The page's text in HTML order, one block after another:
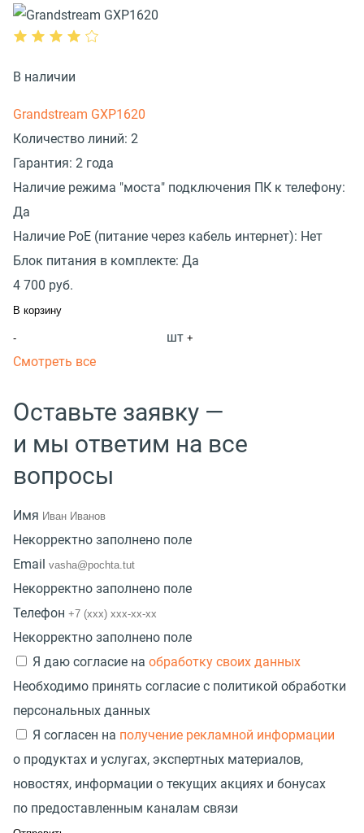
В наличии
Grandstream GXP1620
Количество линий: 2
Гарантия: 2 года
Наличие режима "моста" подключения ПК к телефону:
Да
Наличие PoE (питание через кабель интернет): Нет
Блок питания в комплекте: Да
4 700 руб.
В корзину
- шт +
Смотреть все
Оставьте заявку —
и мы ответим на все
вопросы
Имя
Некорректно заполнено поле
Email
Некорректно заполнено поле
Телефон
Некорректно заполнено поле
Я даю согласие на обработку своих данных
Необходимо принять согласие с политикой обработки
персональных данных
Я согласен на получение рекламной информации
о продуктах и услугах, экспертных материалов,
новостях, информации о текущих акциях и бонусах
по предоставленным каналам связи